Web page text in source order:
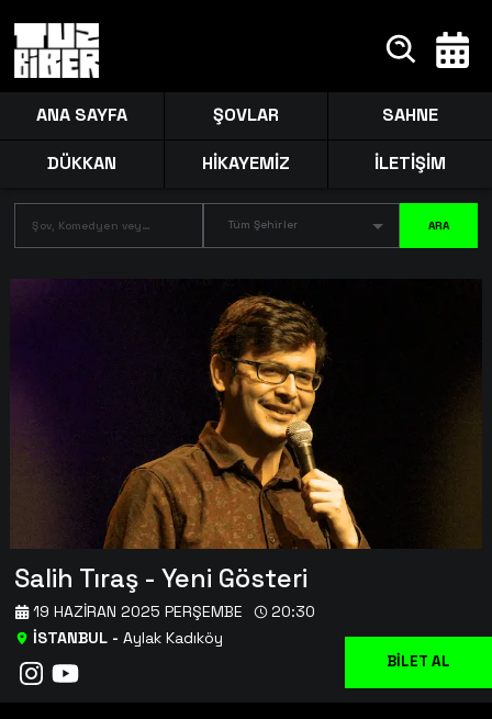
ANA SAYFA ŞOVLAR SAHNE
DÜKKAN HİKAYEMİZ İLETİŞİM
Tüm Şehirler ARA
Salih Tıraş - Yeni Gösteri
İSTANBUL- Aylak Kadıköy
19 HAZIRAN 2025 PERŞEMBE 20:30
BİLET AL